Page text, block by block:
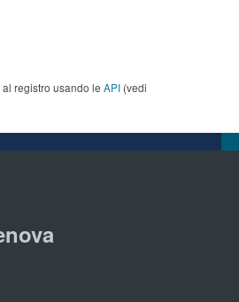
registro usando le API (vedi